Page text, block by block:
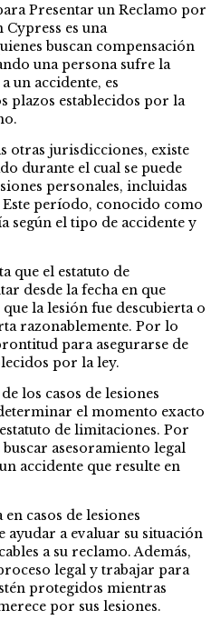
Presentar un Reclamo por
Cypress es una
buscan compensación
una persona sufre la
un accidente, es
plazos establecidos por la
otras jurisdicciones, existe
durante el cual se puede
personales, incluidas
Este período, conocido como
según el tipo de accidente y
que el estatuto de
desde la fecha en que
la lesión fue descubierta o
razonablemente. Por lo
para asegurarse de
por la ley.
los casos de lesiones
el momento exacto
de limitaciones. Por
asesoramiento legal
accidente que resulte en
casos de lesiones
ayudar a evaluar su situación
a su reclamo. Además,
legal y trabajar para
protegidos mientras
por sus lesiones.